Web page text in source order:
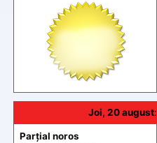
Joi, 20 august:
Parțial noros